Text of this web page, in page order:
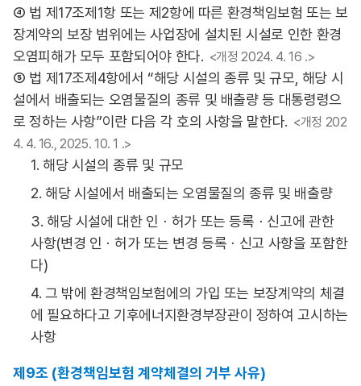
④ 법 제17조제1항 또는 제2항에 따른 환경책임보험 또는 보
장계약의 보장 범위에는 사업장에 설치된 시설로 인한 환경
오염피해가 모두 포함되어야 한다. <개정 2024. 4. 16 .>
⑤ 법 제17조제4항에서 “해당 시설의 종류 및 규모, 해당 시
설에서 배출되는 오염물질의 종류 및 배출량 등 대통령령으
로 정하는 사항”이란 다음 각 호의 사항을 말한다. <개정 202
4. 4. 16., 2025. 10. 1 .>
1. 해당 시설의 종류 및 규모
2. 해당 시설에서 배출되는 오염물질의 종류 및 배출량
3. 해당 시설에 대한 인ㆍ허가 또는 등록ㆍ신고에 관한
사항(변경 인ㆍ허가 또는 변경 등록ㆍ신고 사항을 포함한
다)
4. 그 밖에 환경책임보험에의 가입 또는 보장계약의 체결
에 필요하다고 기후에너지환경부장관이 정하여 고시하는
사항
제9조 (환경책임보험 계약체결의 거부 사유)